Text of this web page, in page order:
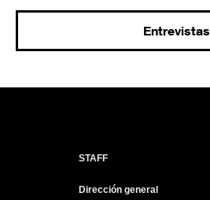
Entrevistas
STAFF
Dirección general